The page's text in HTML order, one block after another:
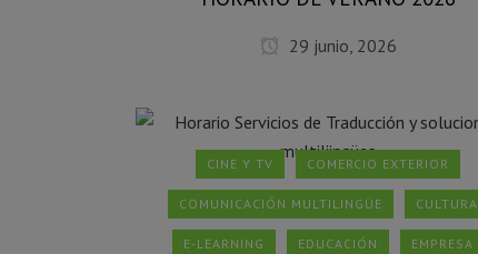
29 junio, 2026
CINE Y TV COMERCIO EXTERIOR
COMUNICACIÓN MULTILINGÜE CULTURA
E-LEARNING EDUCACIÓN EMPRESA